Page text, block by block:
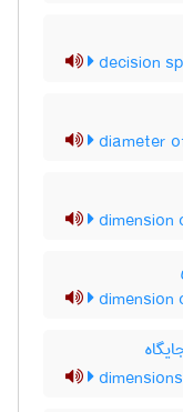
decision
diameter
dimension